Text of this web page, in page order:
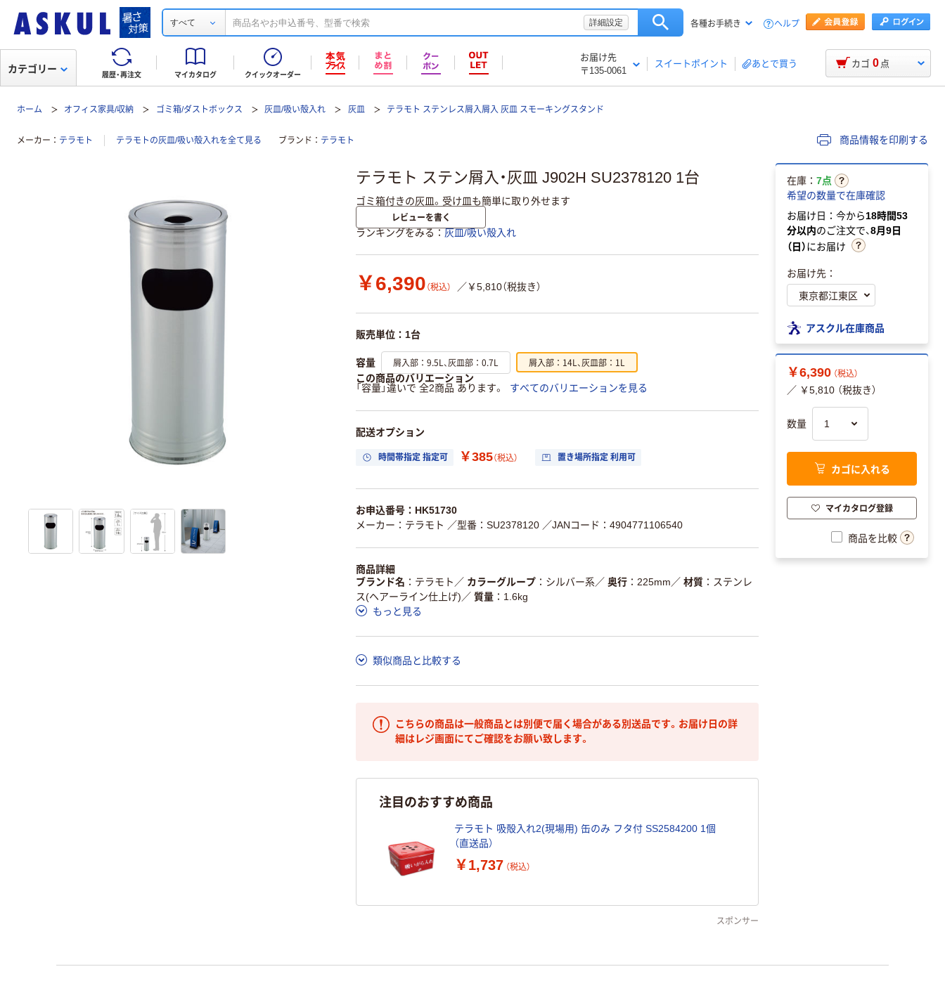
すべて 詳細設定 各種お手続き ヘルプ
履歴・再注文 マイカタログ クイックオーダー
お届け先
〒135-0061
スイートポイント あとで買う
カテゴリー カゴ 0 点
ホーム オフィス家具/収納 ゴミ箱/ダストボックス 灰皿/吸い殻入れ 灰皿 テラモト ステンレス屑入屑入 灰皿 スモーキングスタンド
メーカー テラモト テラモトの灰皿/吸い殻入れを全て見る ブランド テラモト 商品情報を印刷する
テラモト ステン屑入・灰皿 J902H SU2378120 1台
ゴミ箱付きの灰皿。受け皿も簡単に取り外せます
レビューを書く
ランキングをみる 灰皿/吸い殻入れ
￥6,390 （税込） ／￥5,810（税抜き）
販売単位：1台
容量 屑入部：9.5L、灰皿部：0.7L 屑入部：14L、灰皿部：1L
この商品のバリエーション
「容量」違いで 全2商品 あります。
すべてのバリエーションを見る
配送オプション
時間帯指定 指定可 ￥385（税込） 置き場所指定 利用可
お申込番号：HK51730
メーカー：テラモト ／型番：SU2378120 ／JANコード：4904771106540
商品詳細
ブランド名
テラモト ／ カラーグループ シルバー系／ 奥行 225mm ／ 材質
ステンレ
ス(ヘアーライン仕上げ) ／ 質量
1.6kg
もっと見る
類似商品と比較する
こちらの商品は一般商品とは別便で届く場合がある別送品です。お届け日の詳
細はレジ画面にてご確認をお願い致します。
注目のおすすめ商品
テラモト 吸殻入れ2(現場用) 缶のみ フタ付 SS2584200 1個
（直送品）
￥1,737 （税込）
スポンサー
在庫： 7点
希望の数量で在庫確認
お届け日：今から18時間53
分以内のご注文で、8月9日
（日）にお届け
お届け先：
アスクル在庫商品
￥6,390 （税込）
／ ￥5,810 （税抜き）
数量
カゴに入れる
マイカタログ登録
商品を比較